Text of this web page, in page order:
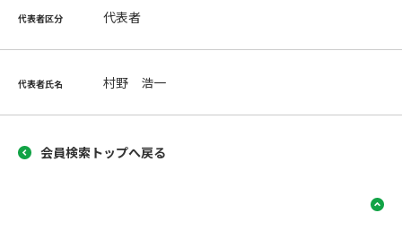
代表者区分 代表者
代表者氏名 村野 浩一
会員検索トップへ戻る